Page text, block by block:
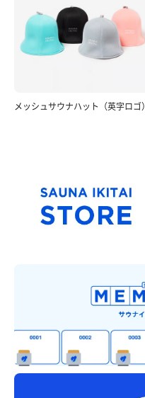
メッシュサウナハット（英字ロゴ）